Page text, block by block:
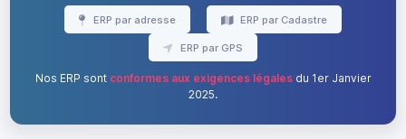
ERP par adresse ERP par Cadastre
ERP par GPS
Nos ERP sont conformes aux exigences légalesdu 1er Janvier
2025.